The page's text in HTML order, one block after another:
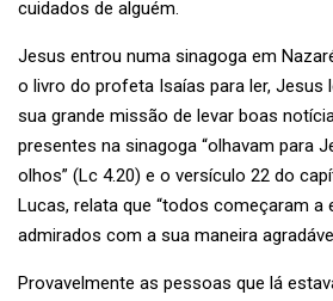
cuidados de alguém.
Jesus entrou numa sinagoga em
o livro do profeta Isaías para ler, Jesus
sua grande missão de levar boas
presentes na sinagoga “olhavam para
olhos” (Lc 4.20) e o versículo 22 do
Lucas, relata que “todos começaram a
admirados com a sua maneira
Provavelmente as pessoas que lá